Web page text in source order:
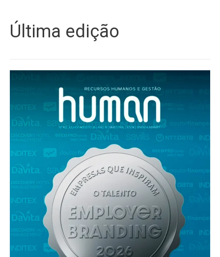
Última edição